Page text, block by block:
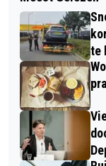
VONDST
WONING
TIJDELIJKE
VOOR
te